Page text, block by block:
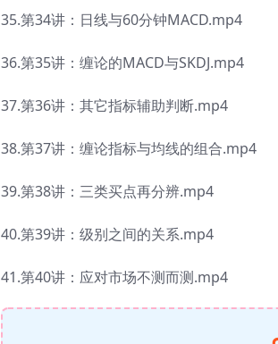
35.第34讲：日线与60分钟MACD.mp4
36.第35讲：缠论的MACD与SKDJ.mp4
37.第36讲：其它指标辅助判断.mp4
38.第37讲：缠论指标与均线的组合.mp4
39.第38讲：三类买点再分辨.mp4
40.第39讲：级别之间的关系.mp4
41.第40讲：应对市场不测而测.mp4